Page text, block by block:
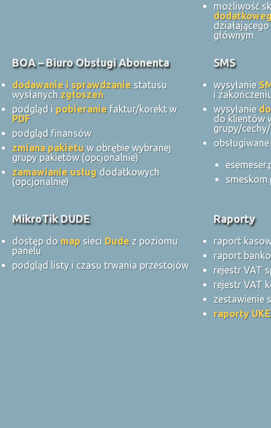
możliwość
głównym
BOA – Biuro Obsługi Abonenta
dodawanie i sprawdzanie statusu
wysłanych zgłoszeń
podgląd i pobieranie faktur/korekt w
PDF
podgląd finansów
zmiana pakietu w obrębie wybranej
grupy pakietów (opcjonalnie)
zamawianie usług dodatkowych
(opcjonalnie)
SMS
wysyłanie
i
wysyłanie
do klientów
grupy/
MikroTik DUDE
dostęp do map sieci Dude z poziomu
panelu
podgląd listy i czasu trwania przestojów
Raporty
raport
raport
rejestr VAT
rejestr VAT
zestawienie
raporty UKE